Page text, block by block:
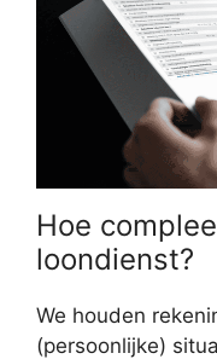
Hoe
loondienst?
We houden
(persoonlijke)